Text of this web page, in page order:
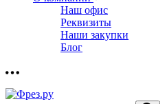
Наш офис
Реквизиты
Наши закупки
Блог